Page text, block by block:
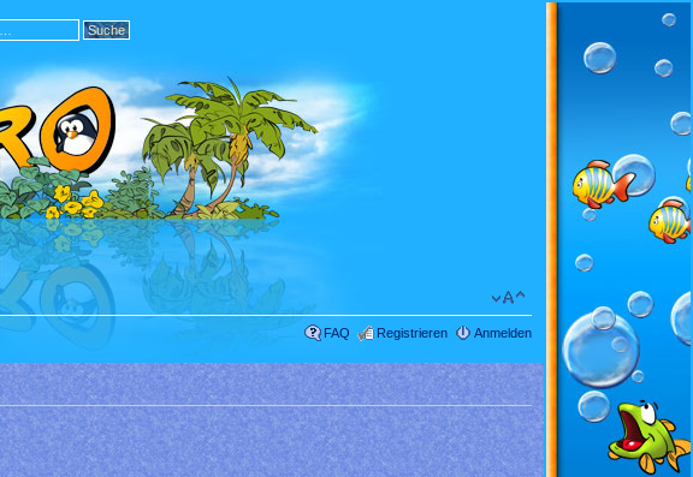
FAQ Registrieren Anmelden